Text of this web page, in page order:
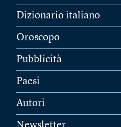
Dizionario italiano
Oroscopo
Pubblicità
Paesi
Autori